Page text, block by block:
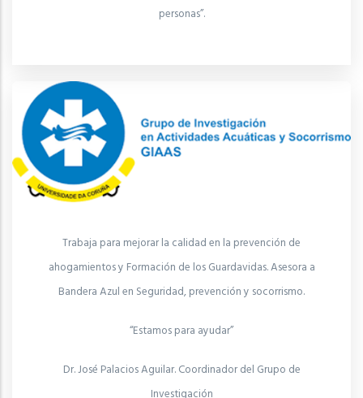
personas”.
Trabaja para mejorar la calidad en la prevención de
ahogamientos y Formación de los Guardavidas. Asesora a
Bandera Azul en Seguridad, prevención y socorrismo.
“Estamos para ayudar”
Dr. José Palacios Aguilar. Coordinador del Grupo de
Investigación